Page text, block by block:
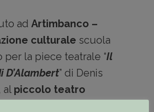
ad Artimbanco –
culturale scuola
per la piece teatrale “Il
D’Alambert” di Denis
al piccolo teatro